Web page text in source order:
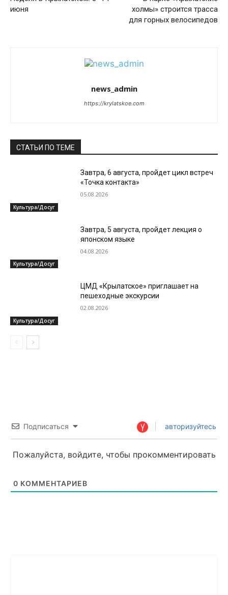
июня
холмы» строится трасса
для горных велосипедов
news_admin
https://krylatskoe.com
СТАТЬИ ПО ТЕМЕ
Культура/Досуг
Завтра, 6 августа, пройдет цикл встреч
«Точка контакта»
05.08.2026
Культура/Досуг
Завтра, 5 августа, пройдет лекция о
японском языке
04.08.2026
Культура/Досуг
ЦМД «Крылатское» приглашает на
пешеходные экскурсии
02.08.2026
Подписаться авторизуйтесь
Пожалуйста, войдите, чтобы прокомментировать
0 КОММЕНТАРИЕВ